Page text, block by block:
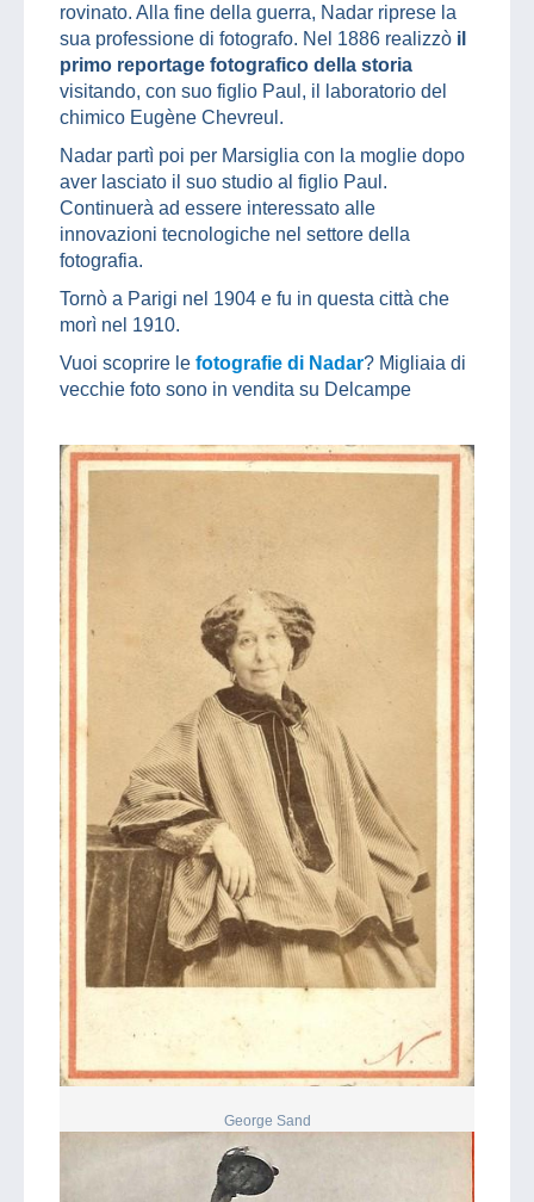
rovinato. Alla fine della guerra, Nadar riprese la
sua professione di fotografo. Nel 1886 realizzò il
primo reportage fotografico della storia
visitando, con suo figlio Paul, il laboratorio del
chimico Eugène Chevreul.
Nadar partì poi per Marsiglia con la moglie dopo
aver lasciato il suo studio al figlio Paul.
Continuerà ad essere interessato alle
innovazioni tecnologiche nel settore della
fotografia.
Tornò a Parigi nel 1904 e fu in questa città che
morì nel 1910.
Vuoi scoprire le fotografie di Nadar? Migliaia di
vecchie foto sono in vendita su Delcampe
George Sand